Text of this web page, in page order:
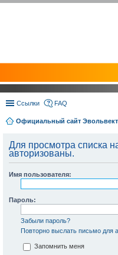
Ссылки FAQ
Официальный сайт
Для просмотра списка
авторизованы.
Имя пользователя:
Пароль:
Забыли пароль?
Повторно выслать письмо для
Запомнить меня